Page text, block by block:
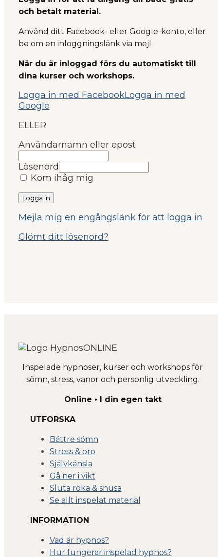
och betalt material.
Använd ditt Facebook- eller Google-konto, eller
be om en inloggningslänk via mejl.
När du är inloggad förs du automatiskt till
dina kurser och workshops.
Logga in med FacebookLogga in med
Google
ELLER
Användarnamn eller epost
Lösenord
Kom ihåg mig
Mejla mig en engångslänk för att logga in
Glömt ditt lösenord?
Inspelade hypnoser, kurser och workshops för
sömn, stress, vanor och personlig utveckling.
Online • I din egen takt
UTFORSKA
Bättre sömn
Stress & oro
Självkänsla
Gå ner i vikt
Sluta röka & snusa
Se allt inspelat material
INFORMATION
Vad är hypnos?
Hur fungerar inspelad hypnos?